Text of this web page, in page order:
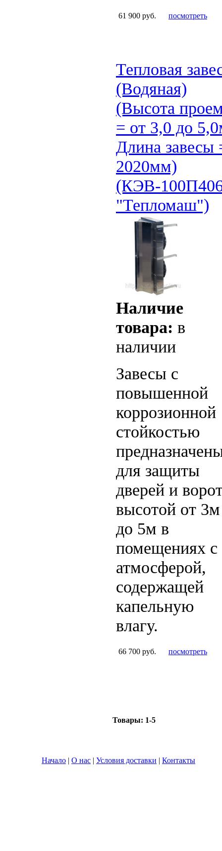
61 900 руб. посмотреть
Тепловая
(Водяная)
(Высота
= от 3,0 до
Длина завесы
2020мм)
(КЭВ-
"Тепломаш")
Наличие
товара: в
наличии
Завесы с
повышенной
коррозионной
стойкостью
для защиты
дверей и
высотой от 3м
до 5м в
помещениях с
атмосферой,
содержащей
капельную
влагу.
66 700 руб. посмотреть
Товары: 1-5
Начало | О нас | Условия доставки | Контакты